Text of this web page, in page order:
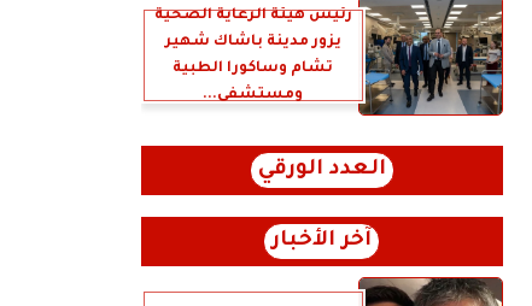
رئيس هيئة الرعاية الصحية
يزور مدينة باشاك شهير
تشام وساكورا الطبية
ومستشفى...
العدد الورقي
آخر الأخبار